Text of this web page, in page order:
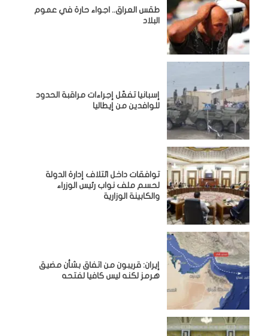
طقس العراق.. اجواء حارة في عموم
البلاد
إسبانيا تفعّل إجراءات مراقبة الحدود
للوافدين من إيطاليا
توافقات داخل ائتلاف إدارة الدولة
لحسم ملف نواب رئيس الوزراء
والكابينة الوزارية
إيران: قريبون من اتفاق بشأن مضيق
هرمز لكنه ليس كافيا لفتحه